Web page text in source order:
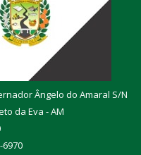
Ângelo do Amaral S/N
da Eva - AM
6970